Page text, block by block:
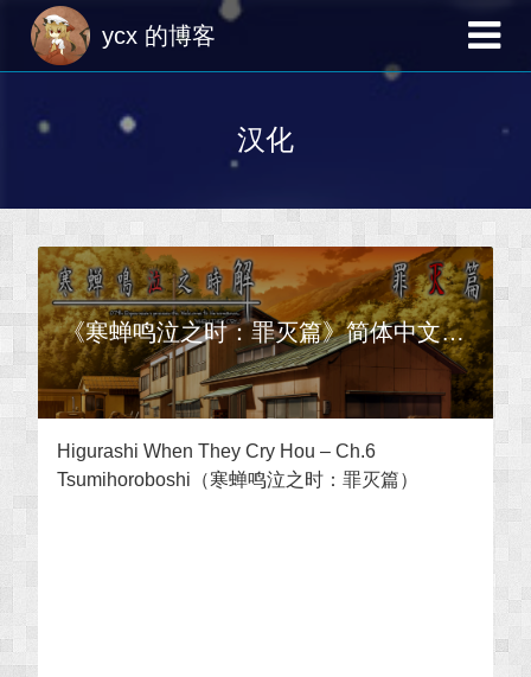
ycx 的博客
汉化
《寒蝉鸣泣之时：罪灭篇》简体中文汉化补丁
Higurashi When They Cry Hou – Ch.6
Tsumihoroboshi（寒蝉鸣泣之时：罪灭篇）